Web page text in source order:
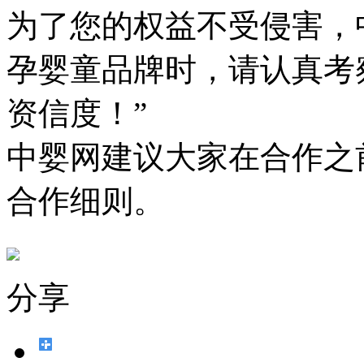
为了您的权益不受侵害
孕婴童品牌时，请认真
资信度！”
中婴网建议大家在合作
合作细则。
分享